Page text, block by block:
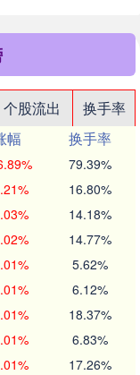
个股流出
换手率
幅
换手率
79.39%
16.80%
14.18%
14.77%
5.62%
6.12%
18.37%
6.83%
17.26%